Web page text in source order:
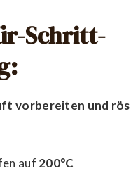
Schritt-
vorbereiten und
auf 200°C